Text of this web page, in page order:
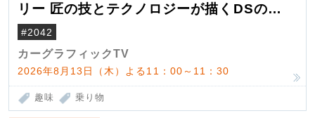
リー 匠の技とテクノロジーが描くDSの世
界観
#2042
カーグラフィックTV
2026年8月13日（木）よる11：00～11：30
趣味 乗り物